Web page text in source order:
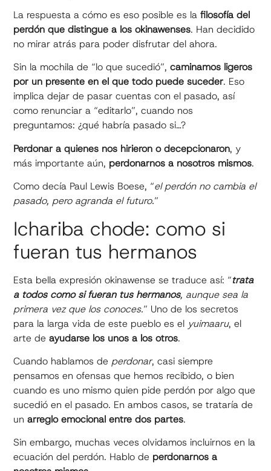
La respuesta a cómo es eso posible es lafilosofía del
perdón que distingue a los okinawenses. Han decidido
no mirar atrás para poder disfrutar del ahora.
Sin la mochila de “lo que sucedió”,caminamos ligeros
por un presente en el que todo puede suceder. Eso
implica dejar de pasar cuentas con el pasado, así
como renunciar a “editarlo”, cuando nos
preguntamos: ¿qué habría pasado si…?
Perdonar a quienes nos hirieron o decepcionaron, y
más importante aún, perdonarnos a nosotros mismos.
Como decía Paul Lewis Boese, “el perdón no cambia el
pasado, pero agranda el futuro.”
Ichariba chode: como si
fueran tus hermanos
Esta bella expresión okinawense se traduce así: “trata
a todos como si fueran tus hermanos, aunque sea la
primera vez que los conoces.” Uno de los secretos
para la larga vida de este pueblo es el yuimaaru, el
arte deayudarse los unos a los otros.
Cuando hablamos de perdonar, casi siempre
pensamos en ofensas que hemos recibido, o bien
cuando es uno mismo quien pide perdón por algo que
sucedió en el pasado. En ambos casos, se trataría de
unarreglo emocional entre dos partes.
Sin embargo, muchas veces olvidamos incluirnos en la
ecuación del perdón. Hablo de perdonarnos a